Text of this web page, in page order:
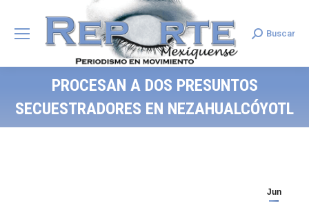
Search:
Buscar
PROCESAN A DOS PRESUNTOS
SECUESTRADORES EN NEZAHUALCÓYOTL
Jun